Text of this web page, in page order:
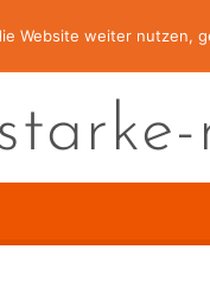
Website weiter nutzen,